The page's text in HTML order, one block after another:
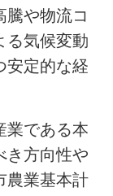
騰や物流コ
る気候変動
安定的な経
である本
き方向性や
農業基本計